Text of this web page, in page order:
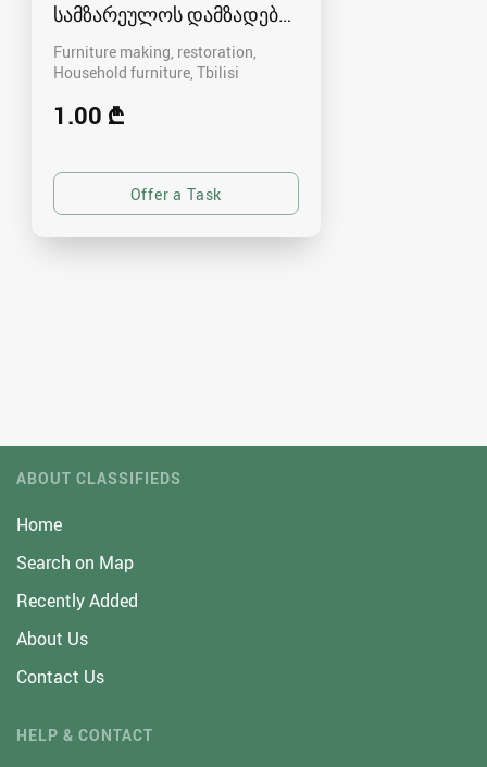
სამზარეულოს დამზადება, კარადების
Furniture making, restoration,
Household furniture Tbilisi
1.00 ₾
ABOUT CLASSIFIEDS
Home
Search on Map
Recently Added
About Us
Contact Us
HELP & CONTACT